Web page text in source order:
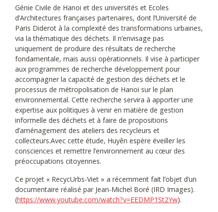
Génie Civile de Hanoi et des universités et Ecoles
d’Architectures françaises partenaires, dont l’Université de
Paris Diderot à la complexité des transformations urbaines,
via la thématique des déchets. Il n’envisage pas
uniquement de produire des résultats de recherche
fondamentale, mais aussi opérationnels. Il vise à participer
aux programmes de recherche développement pour
accompagner la capacité de gestion des déchets et le
processus de métropolisation de Hanoi sur le plan
environnemental. Cette recherche servira à apporter une
expertise aux politiques à venir en matière de gestion
informelle des déchets et à faire de propositions
d’aménagement des ateliers des recycleurs et
collecteurs.Avec cette étude, Huyên espère éveiller les
consciences et remettre l’environnement au cœur des
préoccupations citoyennes.
Ce projet « RecycUrbs-Viet » a récemment fait l’objet d’un
documentaire réalisé par Jean-Michel Boré (IRD Images).
(https://www.youtube.com/watch?v=EEDMP1St2Yw).